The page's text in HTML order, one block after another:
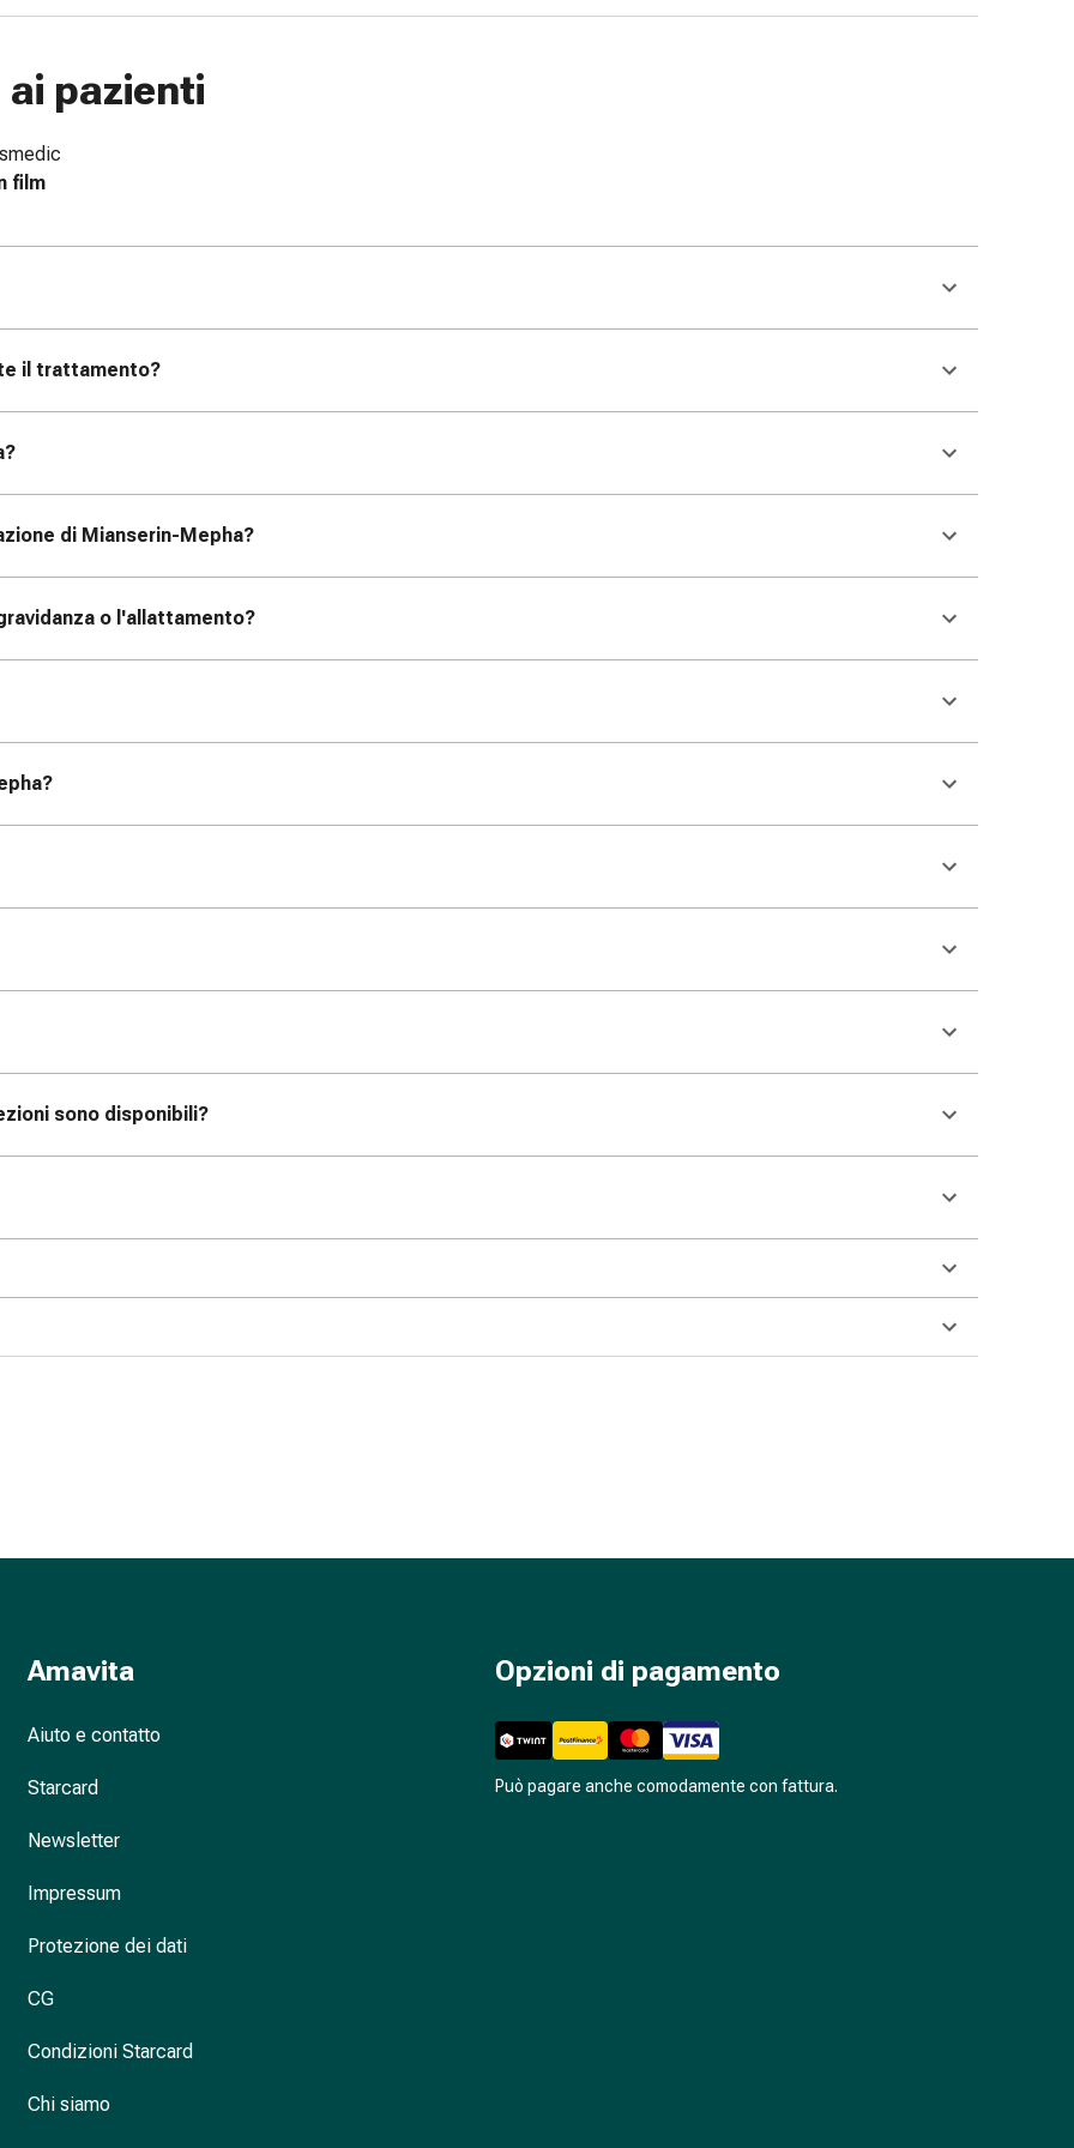
pazienti
film
il trattamento?
di Mianserin-Mepha?
o l'allattamento?
sono disponibili?
Amavita
Aiuto e contatto
Starcard
Newsletter
Impressum
Protezione dei dati
CG
Condizioni Starcard
Chi siamo
Opzioni di pagamento
Può pagare anche comodamente con fattura.